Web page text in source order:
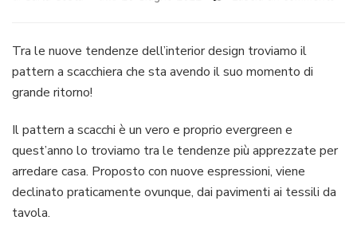
Tra le nuove tendenze dell’interior design troviamo il
pattern a scacchiera che sta avendo il suo momento di
grande ritorno!
Il pattern a scacchi è un vero e proprio evergreen e
quest’anno lo troviamo tra le tendenze più apprezzate per
arredare casa. Proposto con nuove espressioni, viene
declinato praticamente ovunque, dai pavimenti ai tessili da
tavola.